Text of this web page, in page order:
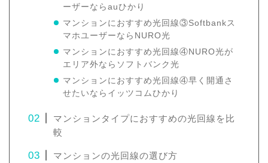
ーザーならauひかり
マンションにおすすめ光回線③Softbankス
マホユーザーならNURO光
マンションにおすすめ光回線④NURO光が
エリア外ならソフトバンク光
マンションにおすすめ光回線④早く開通さ
せたいならイッツコムひかり
マンションタイプにおすすめの光回線を比
較
マンションの光回線の選び方